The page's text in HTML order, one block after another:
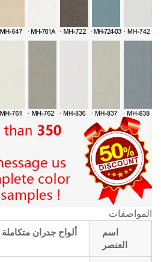
المواصفات
اسم
العنصر